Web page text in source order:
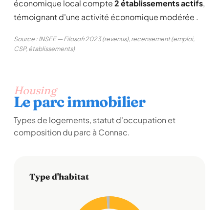
économique local compte2 établissements actifs,
témoignant d'une activité économique modérée .
Source : INSEE — Filosofi 2023 (revenus), recensement (emploi,
CSP, établissements)
Housing
Le parc immobilier
Types de logements, statut d'occupation et
composition du parc à Connac.
Type d'habitat